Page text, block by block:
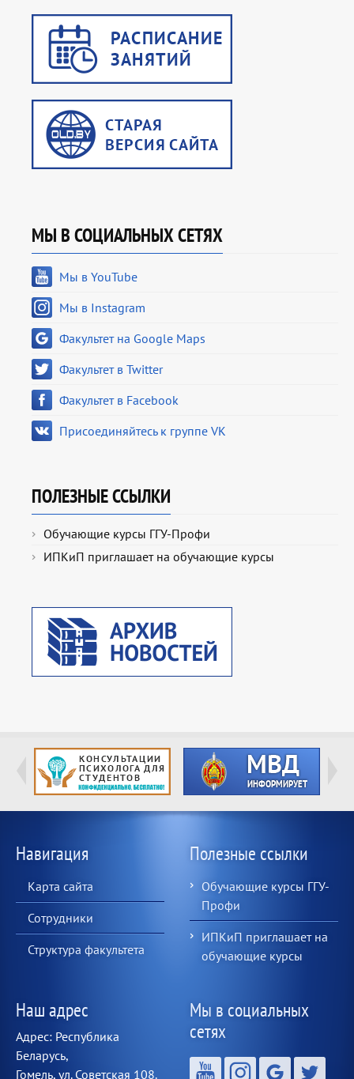
МЫ В СОЦИАЛЬНЫХ СЕТЯХ
Мы в YouTube
Мы в Instagram
Факультет на Google Maps
Факультет в Twitter
Факультет в Facebook
Присоединяйтесь к группе VK
ПОЛЕЗНЫЕ ССЫЛКИ
Обучающие курсы ГГУ-Профи
ИПКиП приглашает на обучающие курсы
Навигация
Карта сайта
Сотрудники
Структура факультета
Полезные ссылки
Обучающие курсы ГГУ-
Профи
ИПКиП приглашает на
обучающие курсы
Наш адрес
Адрес: Республика
Беларусь,
Гомель, ул. Советская 108.
Мы в социальных
сетях